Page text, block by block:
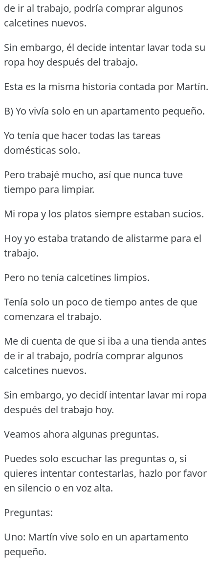
de ir al trabajo, podría comprar algunos
calcetines nuevos.
Sin embargo, él decide intentar lavar toda su
ropa hoy después del trabajo.
Esta es la misma historia contada por Martín.
B) Yo vivía solo en un apartamento pequeño.
Yo tenía que hacer todas las tareas
domésticas solo.
Pero trabajé mucho, así que nunca tuve
tiempo para limpiar.
Mi ropa y los platos siempre estaban sucios.
Hoy yo estaba tratando de alistarme para el
trabajo.
Pero no tenía calcetines limpios.
Tenía solo un poco de tiempo antes de que
comenzara el trabajo.
Me di cuenta de que si iba a una tienda antes
de ir al trabajo, podría comprar algunos
calcetines nuevos.
Sin embargo, yo decidí intentar lavar mi ropa
después del trabajo hoy.
Veamos ahora algunas preguntas.
Puedes solo escuchar las preguntas o, si
quieres intentar contestarlas, hazlo por favor
en silencio o en voz alta.
Preguntas:
Uno: Martín vive solo en un apartamento
pequeño.